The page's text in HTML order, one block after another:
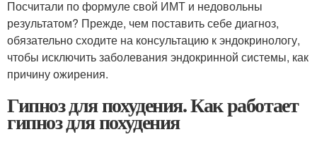
Посчитали по формуле свой ИМТ и недовольны
результатом? Прежде, чем поставить себе диагноз,
обязательно сходите на консультацию к эндокринологу,
чтобы исключить заболевания эндокринной системы, как
причину ожирения.
Гипноз для похудения. Как работает
гипноз для похудения